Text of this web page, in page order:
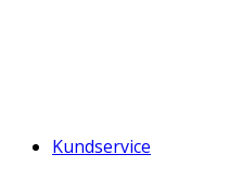
Kundservice